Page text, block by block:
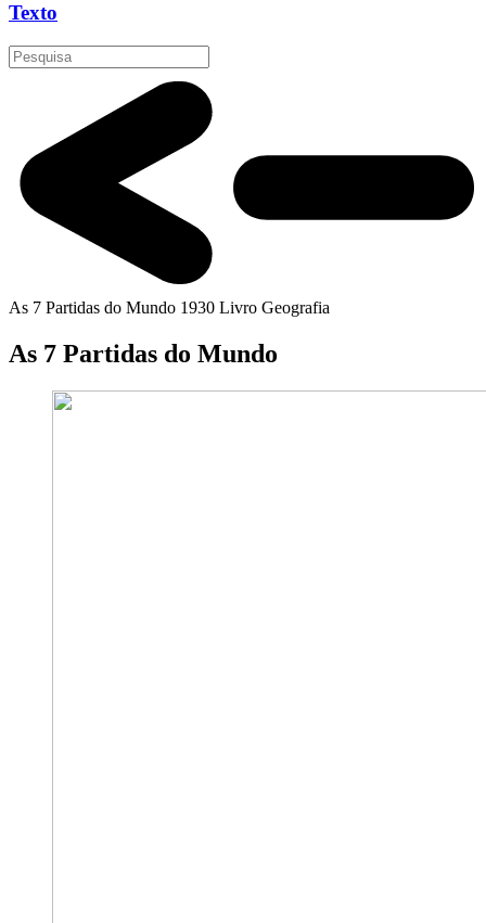
Texto
As 7 Partidas do Mundo 1930 Livro Geografia
As 7 Partidas do Mundo